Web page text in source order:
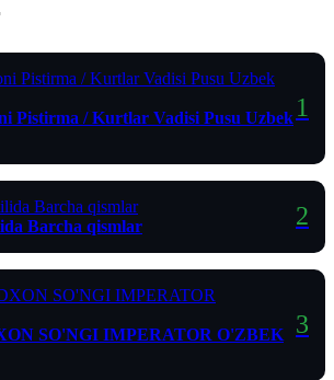
Pistirma / Kurtlar Vadisi Pusu Uzbek
Barcha qismlar
SO'NGI IMPERATOR O'ZBEK